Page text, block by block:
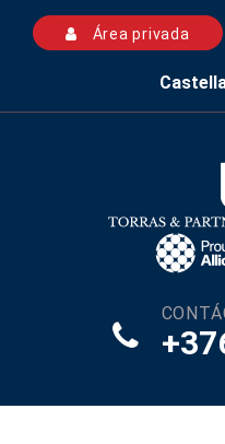
Área privada